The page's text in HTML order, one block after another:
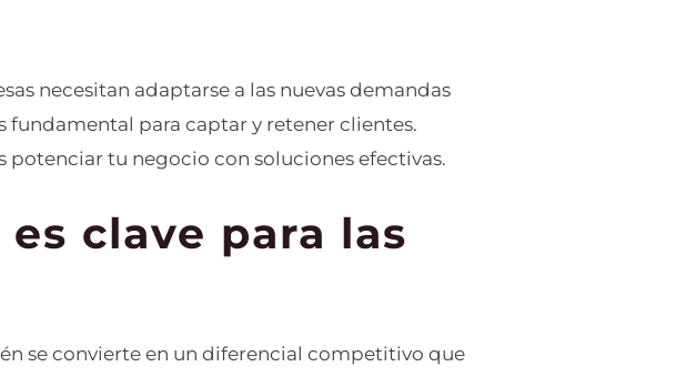
necesitan adaptarse a las nuevas demandas
para captar y retener clientes.
potenciar tu negocio con soluciones efectivas.
clave para las
se convierte en un diferencial competitivo que